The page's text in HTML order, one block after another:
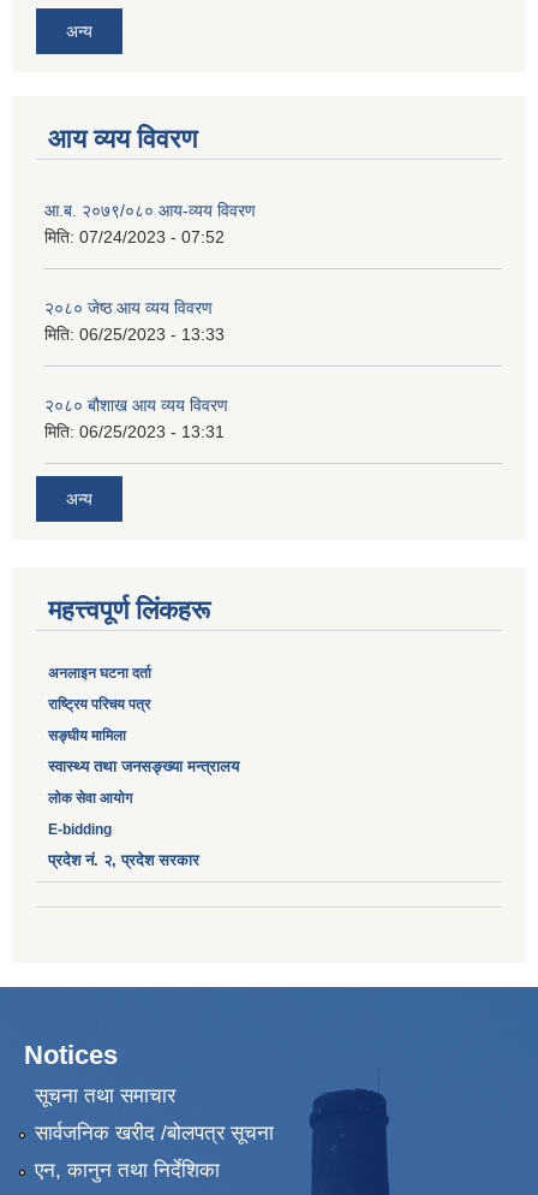
अन्य
आय व्यय विवरण
आ.ब. २०७९/०८० आय-व्यय विवरण
मिति: 07/24/2023 - 07:52
२०८० जेष्ठ आय व्यय विवरण
मिति: 06/25/2023 - 13:33
२०८० बौशाख आय व्यय विवरण
मिति: 06/25/2023 - 13:31
अन्य
महत्त्वपूर्ण लिंकहरू
अनलाइन घटना दर्ता
‎राष्ट्रिय परिचय पत्र
सङ्‍घीय मामिला
स्वास्थ्य तथा जनसङ्ख्या मन्त्रालय
लोक सेवा आयोग
E-bidding
प्रदेश नं. २, प्रदेश सरकार
Notices
सूचना तथा समाचार
सार्वजनिक खरीद /बोलपत्र सूचना
एन, कानुन तथा निर्देशिका